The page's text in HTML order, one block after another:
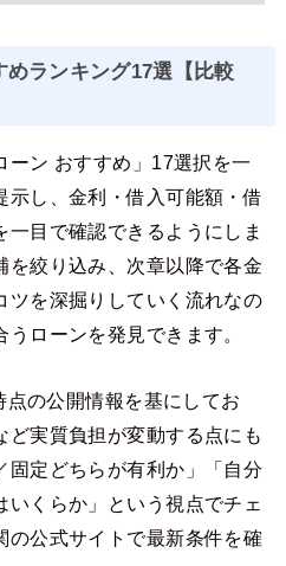
ランキング17選【比較
ーン おすすめ」17選択を一
示し、金利・借入可能額・借
一目で確認できるようにしま
を絞り込み、次章以降で各金
ツを深掘りしていく流れなの
ローンを発見できます。
の公開情報を基にしてお
ど実質負担が変動する点にも
固定どちらが有利か」「自分
くらか」という視点でチェ
の公式サイトで最新条件を確